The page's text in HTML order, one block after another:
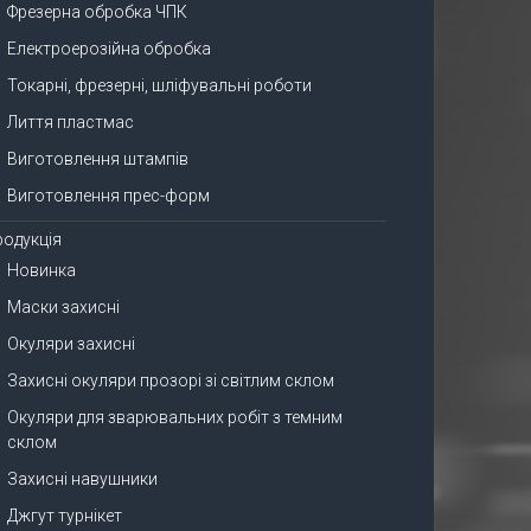
Фрезерна обробка ЧПК
Електроерозійна обробка
Токарні, фрезерні, шліфувальні роботи
Лиття пластмас
Виготовлення штампів
Виготовлення прес-форм
Новинка
Маски захисні
Окуляри захисні
Захисні окуляри прозорі зі світлим склом
Окуляри для зварювальних робіт з темним
склом
Захисні навушники
Джгут турнікет